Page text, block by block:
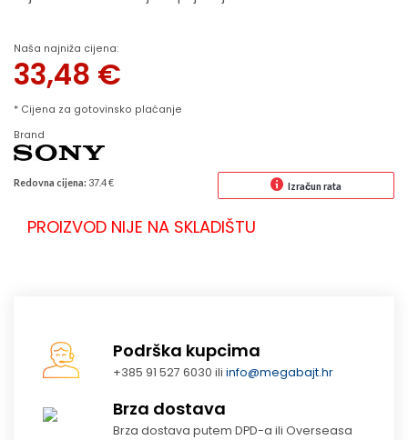
Naša najniža cijena:
33,48 €
* Cijena za gotovinsko plaćanje
Brand
Redovna cijena: 37.4 € Izračun rata
PROIZVOD NIJE NA SKLADIŠTU
Podrška kupcima
+385 91 527 6030 iliinfo@megabajt.hr
Brza dostava
Brza dostava putem DPD-a ili Overseasa